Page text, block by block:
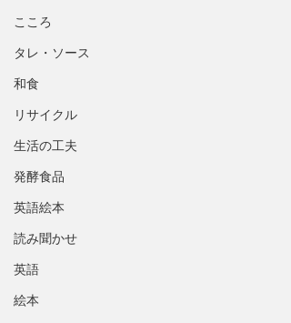
こころ
タレ・ソース
和食
リサイクル
生活の工夫
発酵食品
英語絵本
読み聞かせ
英語
絵本